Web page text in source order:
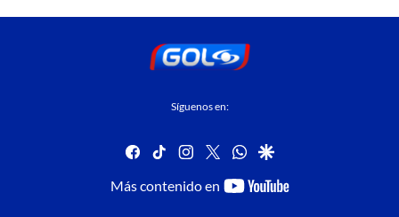
Síguenos en:
facebook
tiktok instagram
twitterwhatsapp
google
Más contenido en
youtube-